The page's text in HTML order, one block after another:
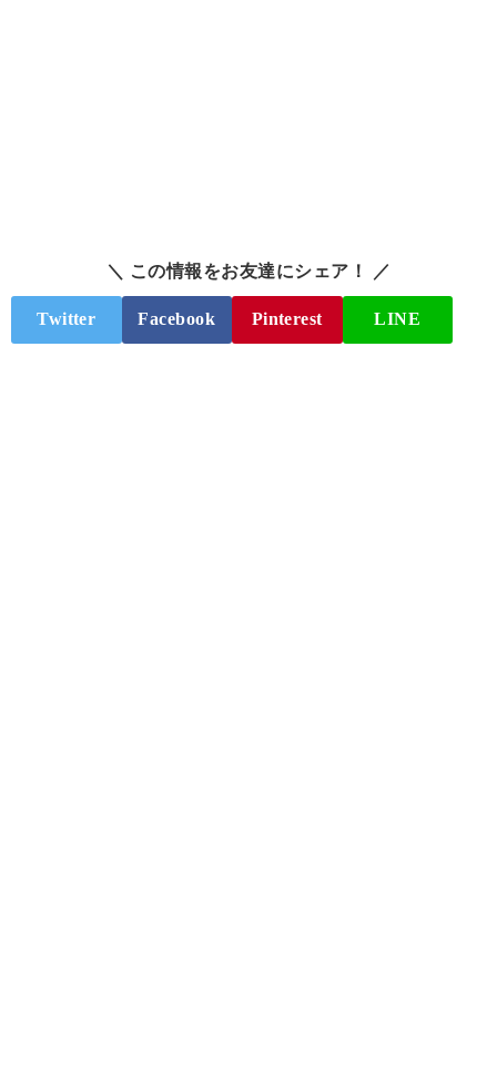
＼ この情報をお友達にシェア！ ／
Twitter Facebook Pinterest LINE